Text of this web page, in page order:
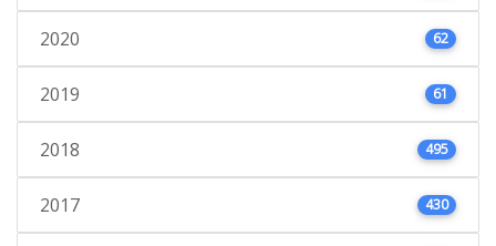
2020 62
2019 61
2018 495
2017 430